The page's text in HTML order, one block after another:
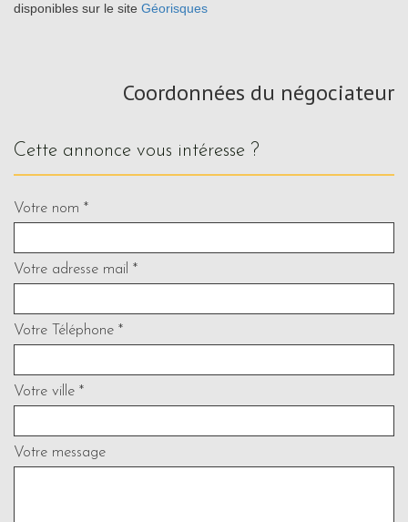
disponibles sur le site Géorisques
Coordonnées du négociateur
cette annonce vous intéresse ?
Votre nom *
Votre adresse mail *
Votre Téléphone *
Votre ville *
Votre message